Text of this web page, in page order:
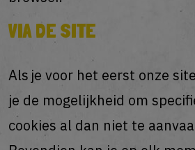
VIA DE SITE
Als je voor het eerst onze
je de mogelijkheid om
cookies al dan niet te